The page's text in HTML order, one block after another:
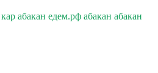
абакан едем.рф абакан абакан